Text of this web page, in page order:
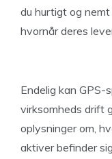
du hurtigt og
hvornår deres
Endelig kan GPS-
virksomheds drift
oplysninger om,
aktiver befinder